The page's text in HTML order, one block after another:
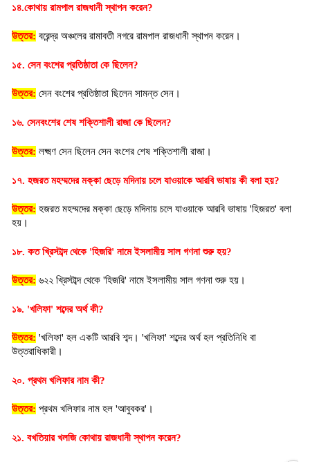
১৪.কোথায় রামপাল রাজধানী স্থাপন করেন?
উত্তর: বরেন্দ্র অঞ্চলের রামাবতী নগরে রামপাল রাজধানী স্থাপন করেন।
১৫. সেন বংশের প্রতিষ্ঠাতা কে ছিলেন?
উত্তর: সেন বংশের প্রতিষ্ঠাতা ছিলেন সামন্ত সেন।
১৬. সেনবংশের শেষ শক্তিশালী রাজা কে ছিলেন?
উত্তর: লক্ষ্মণ সেন ছিলেন সেন বংশের শেষ শক্তিশালী রাজা।
১৭. হজরত মহম্মদের মক্কা ছেড়ে মদিনায় চলে যাওয়াকে আরবি ভাষায় কী বলা হয়?
উত্তর: হজরত মহম্মদের মক্কা ছেড়ে মদিনায় চলে যাওয়াকে আরবি ভাষায় 'হিজরত' বলা
হয়।
১৮. কত খ্রিস্টাব্দ থেকে 'হিজরি' নামে ইসলামীয় সাল গণনা শুরু হয়?
উত্তর: ৬২২ খ্রিস্টাব্দ থেকে 'হিজরি' নামে ইসলামীয় সাল গণনা শুরু হয়।
১৯. 'খলিফা' শব্দের অর্থ কী?
উত্তর: 'খলিফা' হল একটি আরবি শব্দ। 'খলিফা' শব্দের অর্থ হল প্রতিনিধি বা
উত্তরাধিকারী।
২০. প্রথম খলিফার নাম কী?
উত্তর: প্রথম খলিফার নাম হল 'আবুবকর'।
২১. বখতিয়ার খলজি কোথায় রাজধানী স্থাপন করেন?